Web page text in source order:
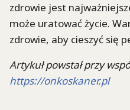
zdrowie jest
może uratować życie.
zdrowie, aby cieszyć się
Artykuł powstał przy
https://onkoskaner.pl